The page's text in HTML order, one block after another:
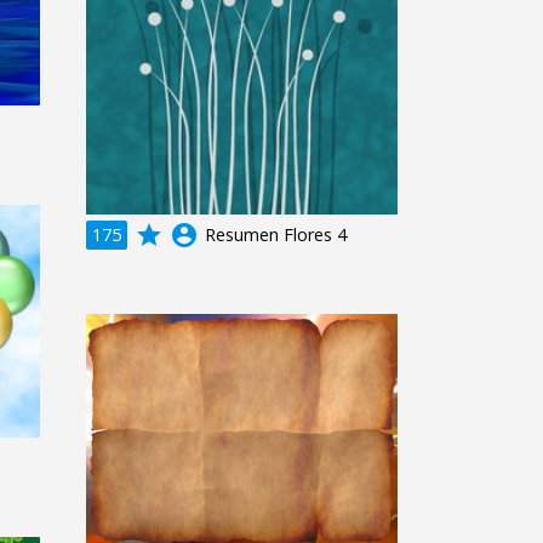
175 grade account_circle Resumen Flores 4